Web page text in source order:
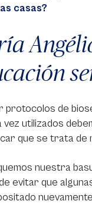
casas?
protocolos de
vez utilizados
que se trata de
nuestra
evitar que